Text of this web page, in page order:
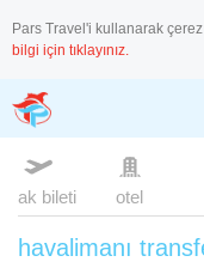
Pars Travel'i kullanarak
bilgi için tıklayınız.
uçak bileti otel
havalimanı